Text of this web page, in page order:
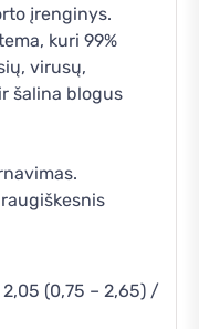
įrenginys.
kuri 99%
virusų,
šalina blogus
(0,75 – 2,65) /